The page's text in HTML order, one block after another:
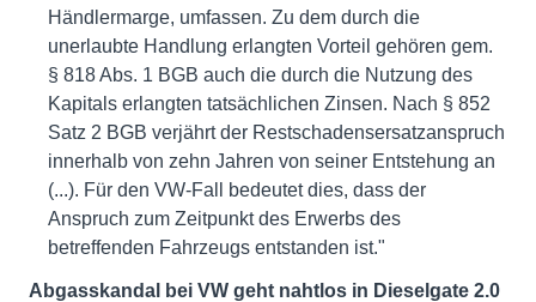
Händlermarge, umfassen. Zu dem durch die
unerlaubte Handlung erlangten Vorteil gehören gem.
§ 818 Abs. 1 BGB auch die durch die Nutzung des
Kapitals erlangten tatsächlichen Zinsen. Nach § 852
Satz 2 BGB verjährt der Restschadensersatzanspruch
innerhalb von zehn Jahren von seiner Entstehung an
(...). Für den VW-Fall bedeutet dies, dass der
Anspruch zum Zeitpunkt des Erwerbs des
betreffenden Fahrzeugs entstanden ist."
Abgasskandal bei VW geht nahtlos in Dieselgate 2.0